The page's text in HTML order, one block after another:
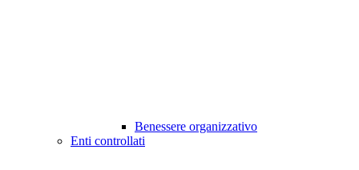
Benessere organizzativo
Enti controllati